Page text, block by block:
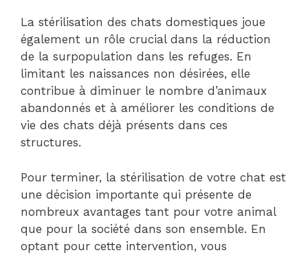
La stérilisation des chats domestiques joue
également un rôle crucial dans la réduction
de la surpopulation dans les refuges. En
limitant les naissances non désirées, elle
contribue à diminuer le nombre d’animaux
abandonnés et à améliorer les conditions de
vie des chats déjà présents dans ces
structures.
Pour terminer, la stérilisation de votre chat est
une décision importante qui présente de
nombreux avantages tant pour votre animal
que pour la société dans son ensemble. En
optant pour cette intervention, vous